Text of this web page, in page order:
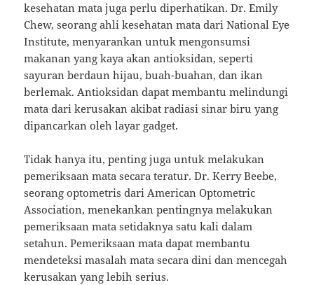
kesehatan mata juga perlu diperhatikan. Dr. Emily
Chew, seorang ahli kesehatan mata dari National Eye
Institute, menyarankan untuk mengonsumsi
makanan yang kaya akan antioksidan, seperti
sayuran berdaun hijau, buah-buahan, dan ikan
berlemak. Antioksidan dapat membantu melindungi
mata dari kerusakan akibat radiasi sinar biru yang
dipancarkan oleh layar gadget.
Tidak hanya itu, penting juga untuk melakukan
pemeriksaan mata secara teratur. Dr. Kerry Beebe,
seorang optometris dari American Optometric
Association, menekankan pentingnya melakukan
pemeriksaan mata setidaknya satu kali dalam
setahun. Pemeriksaan mata dapat membantu
mendeteksi masalah mata secara dini dan mencegah
kerusakan yang lebih serius.